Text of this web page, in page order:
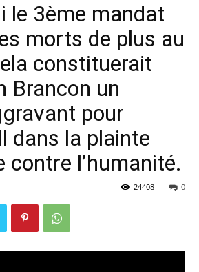
le 3ème mandat
morts de plus au
constituerait
Brancon un
pour
dans la plainte
contre l’humanité.
0
24408